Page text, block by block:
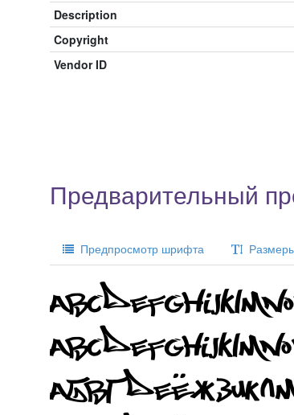
Description
Copyright
Vendor ID
Предварительный
Предпросмотр шрифта